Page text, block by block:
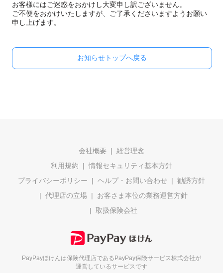
お客様にはご迷惑をおかけし大変申し訳ございません。
ご不便をおかけいたしますが、ご了承くださいますようお願い
申し上げます。
お知らせトップへ戻る
会社概要
経営理念
利用規約
情報セキュリティ基本方針
プライバシーポリシー
ヘルプ・お問い合わせ
勧誘方針
代理店の立場
お客さま本位の業務運営方針
取扱保険会社
PayPayほけんは保険代理店である PayPay保険サービス株式会社が
運営しているサービスです